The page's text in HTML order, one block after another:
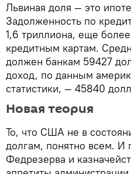
Львиная доля — это
Задолженность по
1,6 триллиона, еще
кредитным картам.
должен банкам 59427
доход, по данным
статистики, — 45840
Новая теория
То, что США не в
долгам, понятно всем. И
Федрезерва и